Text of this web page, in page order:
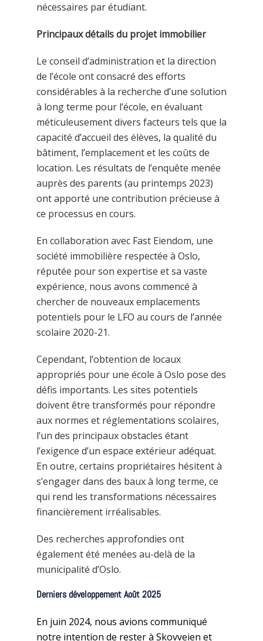
nécessaires par étudiant.
Principaux détails du projet immobilier
Le conseil d’administration et la direction
de l’école ont consacré des efforts
considérables à la recherche d’une solution
à long terme pour l’école, en évaluant
méticuleusement divers facteurs tels que la
capacité d’accueil des élèves, la qualité du
bâtiment, l’emplacement et les coûts de
location. Les résultats de l’enquête menée
auprès des parents (au printemps 2023)
ont apporté une contribution précieuse à
ce processus en cours.
En collaboration avec Fast Eiendom, une
société immobilière respectée à Oslo,
réputée pour son expertise et sa vaste
expérience, nous avons commencé à
chercher de nouveaux emplacements
potentiels pour le LFO au cours de l’année
scolaire 2020-21.
Cependant, l’obtention de locaux
appropriés pour une école à Oslo pose des
défis importants. Les sites potentiels
doivent être transformés pour répondre
aux normes et réglementations scolaires,
l’un des principaux obstacles étant
l’exigence d’un espace extérieur adéquat.
En outre, certains propriétaires hésitent à
s’engager dans des baux à long terme, ce
qui rend les transformations nécessaires
financièrement irréalisables.
Des recherches approfondies ont
également été menées au-delà de la
municipalité d’Oslo.
Derniers développement Août 2025
En juin 2024, nous avions communiqué
notre intention de rester à Skovveien et